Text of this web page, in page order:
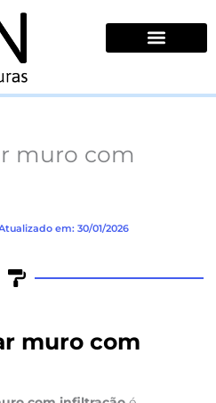
muro com
em: 30/01/2026
muro com